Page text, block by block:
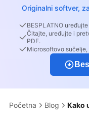
Originalni softver,
BESPLATNO
Čitajte, uređujte i
PDF.
Microsoftovo
Početna Blog